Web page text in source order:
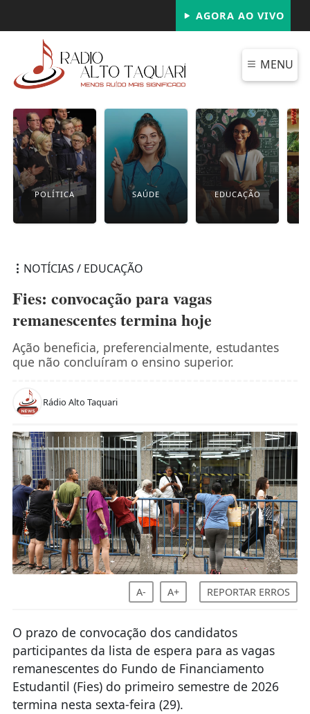
AGORA AO VIVO
MENU
POLÍTICA SAÚDE EDUCAÇÃO
NOTÍCIAS / EDUCAÇÃO
Fies: convocação para vagas
remanescentes termina hoje
Ação beneficia, preferencialmente, estudantes
que não concluíram o ensino superior.
Rádio Alto Taquari
A- A+ REPORTAR ERROS
O prazo de convocação dos candidatos
participantes da lista de espera para as vagas
remanescentes do Fundo de Financiamento
Estudantil (Fies) do primeiro semestre de 2026
termina nesta sexta-feira (29).